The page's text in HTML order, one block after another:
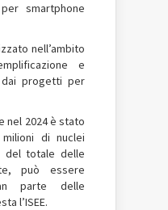
smartphone
nell’ambito
e
dai progetti per
nel 2024 è stato
di nuclei
del totale delle
può essere
parte delle
l’ISEE.